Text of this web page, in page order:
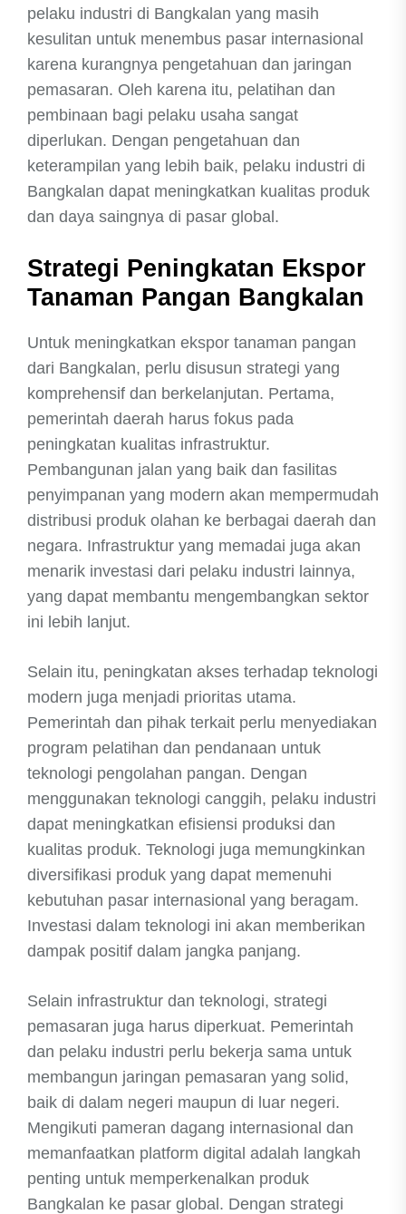
pelaku industri di Bangkalan yang masih
kesulitan untuk menembus pasar internasional
karena kurangnya pengetahuan dan jaringan
pemasaran. Oleh karena itu, pelatihan dan
pembinaan bagi pelaku usaha sangat
diperlukan. Dengan pengetahuan dan
keterampilan yang lebih baik, pelaku industri di
Bangkalan dapat meningkatkan kualitas produk
dan daya saingnya di pasar global.
Strategi Peningkatan Ekspor
Tanaman Pangan Bangkalan
Untuk meningkatkan ekspor tanaman pangan
dari Bangkalan, perlu disusun strategi yang
komprehensif dan berkelanjutan. Pertama,
pemerintah daerah harus fokus pada
peningkatan kualitas infrastruktur.
Pembangunan jalan yang baik dan fasilitas
penyimpanan yang modern akan mempermudah
distribusi produk olahan ke berbagai daerah dan
negara. Infrastruktur yang memadai juga akan
menarik investasi dari pelaku industri lainnya,
yang dapat membantu mengembangkan sektor
ini lebih lanjut.
Selain itu, peningkatan akses terhadap teknologi
modern juga menjadi prioritas utama.
Pemerintah dan pihak terkait perlu menyediakan
program pelatihan dan pendanaan untuk
teknologi pengolahan pangan. Dengan
menggunakan teknologi canggih, pelaku industri
dapat meningkatkan efisiensi produksi dan
kualitas produk. Teknologi juga memungkinkan
diversifikasi produk yang dapat memenuhi
kebutuhan pasar internasional yang beragam.
Investasi dalam teknologi ini akan memberikan
dampak positif dalam jangka panjang.
Selain infrastruktur dan teknologi, strategi
pemasaran juga harus diperkuat. Pemerintah
dan pelaku industri perlu bekerja sama untuk
membangun jaringan pemasaran yang solid,
baik di dalam negeri maupun di luar negeri.
Mengikuti pameran dagang internasional dan
memanfaatkan platform digital adalah langkah
penting untuk memperkenalkan produk
Bangkalan ke pasar global. Dengan strategi